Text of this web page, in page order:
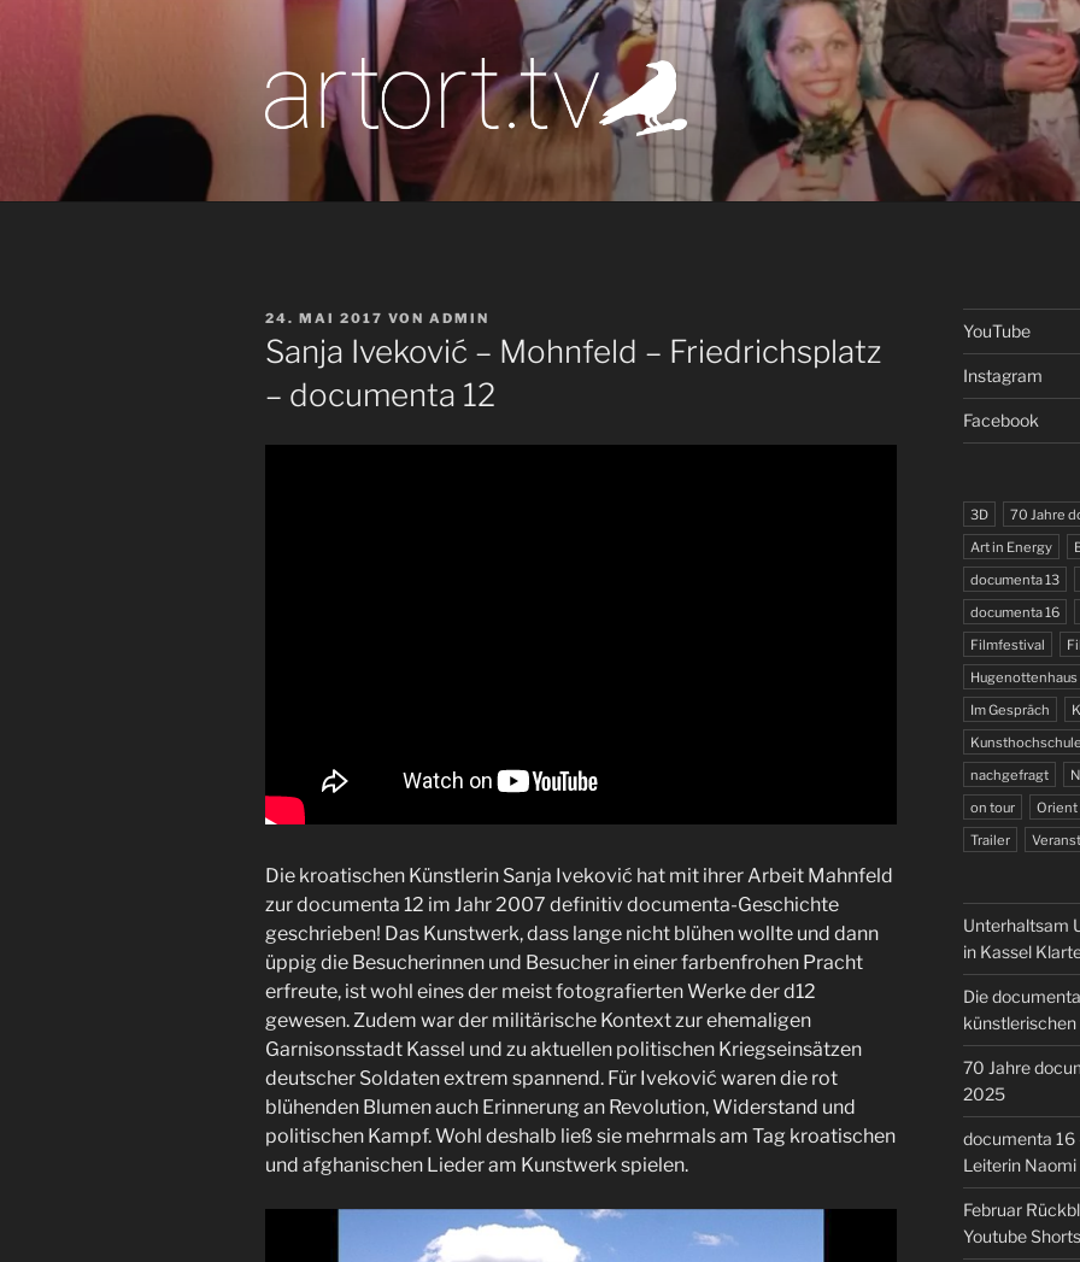
artort.tv
Berichte vom Tatort der Kunst
VERÖFFENTLICHT
AM
24. MAI 2017 VON ADMIN
Sanja Iveković – Mohnfeld – Friedrichsplatz
– documenta 12
Die kroatischen Künstlerin Sanja Iveković hat mit ihrer Arbeit Mahnfeld
zur documenta 12 im Jahr 2007 definitiv documenta-Geschichte
geschrieben! Das Kunstwerk, dass lange nicht blühen wollte und dann
üppig die Besucherinnen und Besucher in einer farbenfrohen Pracht
erfreute, ist wohl eines der meist fotografierten Werke der d12
gewesen. Zudem war der militärische Kontext zur ehemaligen
Garnisonsstadt Kassel und zu aktuellen politischen Kriegseinsätzen
deutscher Soldaten extrem spannend. Für Iveković waren die rot
blühenden Blumen auch Erinnerung an Revolution, Widerstand und
politischen Kampf. Wohl deshalb ließ sie mehrmals am Tag kroatischen
und afghanischen Lieder am Kunstwerk spielen.
YouTube
Instagram
Facebook
3D
70 Jahre
Art in Energy
documenta 13
documenta 16
Filmfestival
Hugenottenhaus
Im Gespräch
nachgefragt
on tour
Orient
Trailer
Unterhaltsam
in Kassel
Die
70 Jahre
2025
documenta 16
Leiterin
Februar
Youtube Shorts